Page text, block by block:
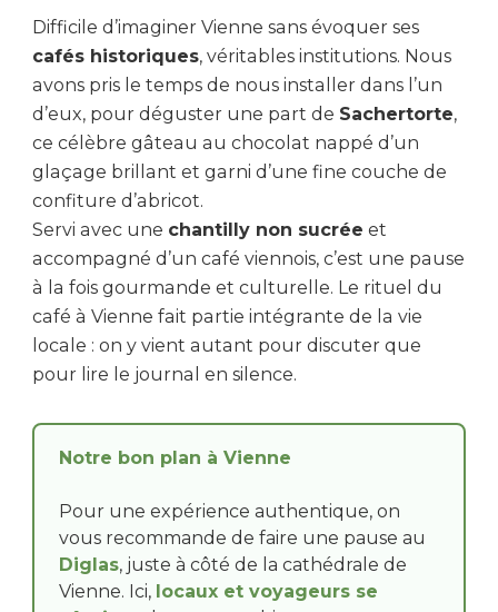
Difficile d’imaginer Vienne sans évoquer ses
cafés historiques, véritables institutions. Nous
avons pris le temps de nous installer dans l’un
d’eux, pour déguster une part de Sachertorte,
ce célèbre gâteau au chocolat nappé d’un
glaçage brillant et garni d’une fine couche de
confiture d’abricot.
Servi avec une chantilly non sucrée et
accompagné d’un café viennois, c’est une pause
à la fois gourmande et culturelle. Le rituel du
café à Vienne fait partie intégrante de la vie
locale : on y vient autant pour discuter que
pour lire le journal en silence.
Notre bon plan à Vienne
Pour une expérience authentique, on
vous recommande de faire une pause au
Diglas, juste à côté de la cathédrale de
Vienne. Ici, locaux et voyageurs se